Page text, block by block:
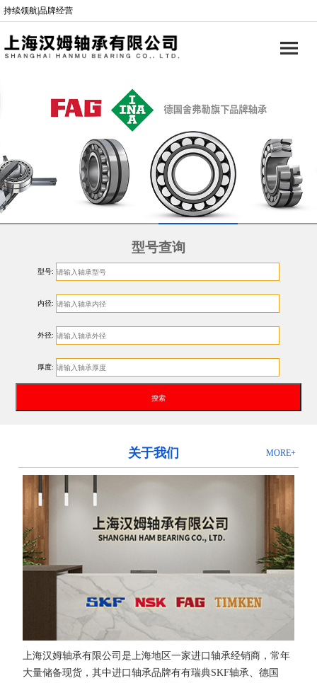
持续领航|品牌经营
型号查询
型号:
内径:
外径:
厚度:
MORE+
关于我们
上海汉姆轴承有限公司是上海地区一家进口轴承经销商，常年
大量储备现货，其中进口轴承品牌有有瑞典SKF轴承、德国